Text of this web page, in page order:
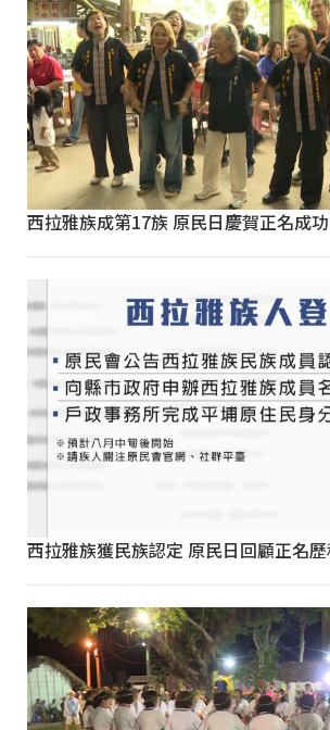
西拉雅族成第17族 原民日慶賀正名成功
西拉雅族獲民族認定 原民日回顧正名